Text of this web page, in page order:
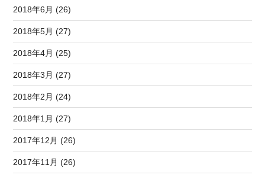
2018年6月 (26)
2018年5月 (27)
2018年4月 (25)
2018年3月 (27)
2018年2月 (24)
2018年1月 (27)
2017年12月 (26)
2017年11月 (26)